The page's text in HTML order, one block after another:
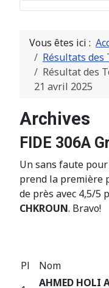
Vous êtes ici :
Résultats des
Résultat des
21 avril 2025
Archives
FIDE 306A
Un sans faute pour
prend la première
de près avec 4,5/5
CHKROUN. Bravo!
Pl
Nom
AHMED HOLI